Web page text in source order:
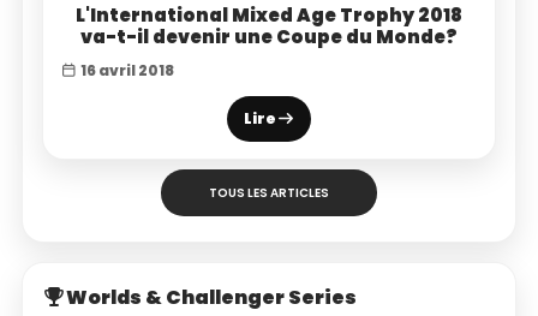
L'International Mixed Age Trophy 2018
va-t-il devenir une Coupe du Monde?
16 avril 2018
Lire
TOUS LES ARTICLES
Worlds & Challenger Series